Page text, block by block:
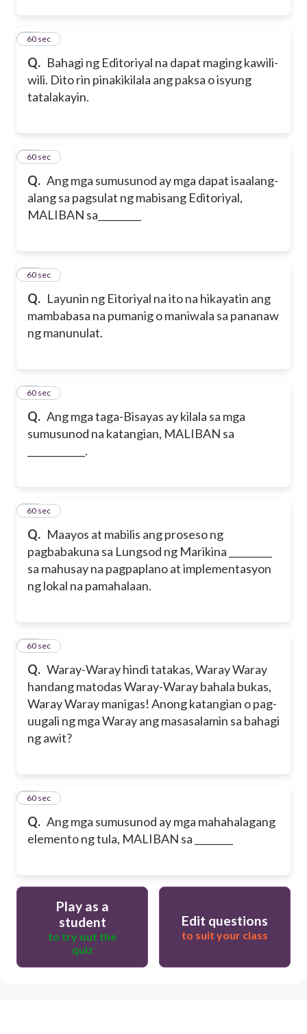
Q. Bahagi ng Editoriyal na dapat maging kawili-
wili. Dito rin pinakikilala ang paksa o isyung
tatalakayin.
24
60 sec
Q. Ang mga sumusunod ay mga dapat isaalang-
alang sa pagsulat ng mabisang Editoriyal,
MALIBAN sa_________
25
60 sec
Q. Layunin ng Eitoriyal na ito na hikayatin ang
mambabasa na pumanig o maniwala sa pananaw
ng manunulat.
26
60 sec
Q. Ang mga taga-Bisayas ay kilala sa mga
sumusunod na katangian, MALIBAN sa
____________.
27
60 sec
Q. Maayos at mabilis ang proseso ng
pagbabakuna sa Lungsod ng Marikina _________
sa mahusay na pagpaplano at implementasyon
ng lokal na pamahalaan.
28
60 sec
Q. Waray-Waray hindi tatakas, Waray Waray
handang matodas Waray-Waray bahala bukas,
Waray Waray manigas! Anong katangian o pag-
uugali ng mga Waray ang masasalamin sa bahagi
ng awit?
29
60 sec
Q. Ang mga sumusunod ay mga mahahalagang
elemento ng tula, MALIBAN sa ________
30
60 sec
Play as a
student
to try out the
quiz
Edit questions
to suit your class